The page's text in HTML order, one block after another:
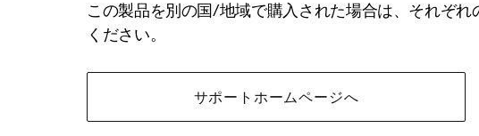
この製品を別の国/地域で購入された場合は、それぞ
ください。
サポートホームページへ